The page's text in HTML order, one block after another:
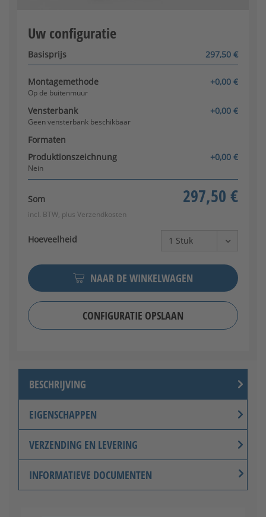
Uw configuratie
Basisprijs 297,50 €
Montagemethode +0,00 €
Op de buitenmuur
Vensterbank +0,00 €
Geen vensterbank beschikbaar
Formaten
Produktionszeichnung
+0,00 €
Nein
Som 297,50 €
incl. BTW, plus Verzendkosten
Hoeveelheid
NAAR DE WINKELWAGEN
CONFIGURATIE OPSLAAN
Configurator wordt geladen
BESCHRIJVING
EIGENSCHAPPEN
VERZENDING EN LEVERING
INFORMATIEVE DOCUMENTEN